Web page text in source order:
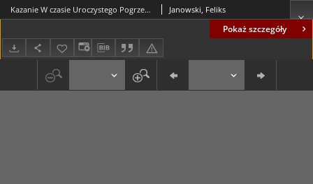
Pokaż szczegóły
Kazanie W czasie Uroczystego Pogrzebu Kości Zmarłych Janowski, Feliks